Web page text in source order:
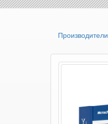
Производители